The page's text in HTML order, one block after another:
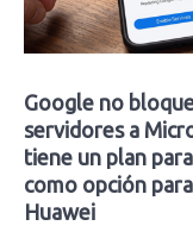
Google no
servidores a
tiene un plan
como opción
Huawei